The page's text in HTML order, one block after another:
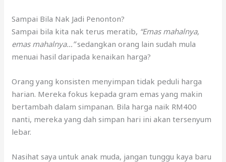
Sampai Bila Nak Jadi Penonton?
Sampai bila kita nak terus meratib, “Emas mahalnya,
emas mahalnya…”sedangkan orang lain sudah mula
menuai hasil daripada kenaikan harga?
Orang yang konsisten menyimpan tidak peduli harga
harian. Mereka fokus kepada gram emas yang makin
bertambah dalam simpanan. Bila harga naik RM400
nanti, mereka yang dah simpan hari ini akan tersenyum
lebar.
Nasihat saya untuk anak muda, jangan tunggu kaya baru